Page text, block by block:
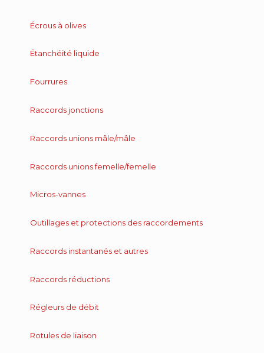
Écrous à olives
Étanchéité liquide
Fourrures
Raccords jonctions
Raccords unions mâle/mâle
Raccords unions femelle/femelle
Micros-vannes
Outillages et protections des raccordements
Raccords instantanés et autres
Raccords réductions
Régleurs de débit
Rotules de liaison